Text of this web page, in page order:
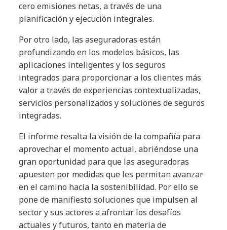
cero emisiones netas, a través de una
planificación y ejecución integrales.
Por otro lado, las aseguradoras están
profundizando en los modelos básicos, las
aplicaciones inteligentes y los seguros
integrados para proporcionar a los clientes más
valor a través de experiencias contextualizadas,
servicios personalizados y soluciones de seguros
integradas.
El informe resalta la visión de la compañía para
aprovechar el momento actual, abriéndose una
gran oportunidad para que las aseguradoras
apuesten por medidas que les permitan avanzar
en el camino hacia la sostenibilidad. Por ello se
pone de manifiesto soluciones que impulsen al
sector y sus actores a afrontar los desafíos
actuales y futuros, tanto en materia de